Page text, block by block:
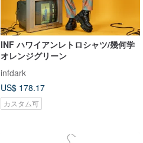
INF ハワイアンレトロシャツ/幾何学
オレンジグリーン
infdark
US$ 178.17
カスタム可